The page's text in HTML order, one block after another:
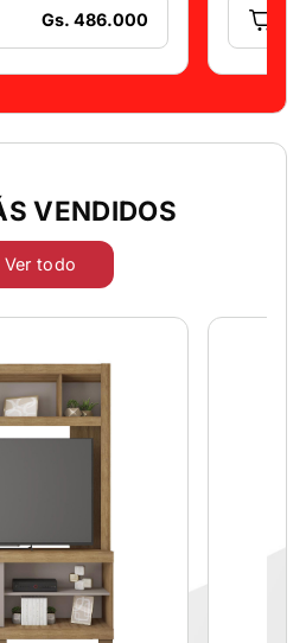
Gs. 486.000
VENDIDOS
Ver todo